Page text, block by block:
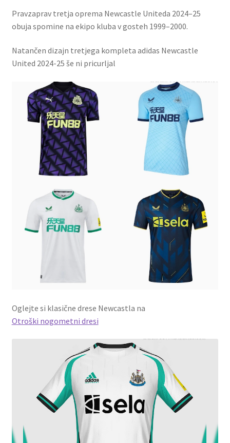
Pravzaprav tretja oprema Newcastle Uniteda 2024–25
obuja spomine na ekipo kluba v gosteh 1999–2000.
Natančen dizajn tretjega kompleta adidas Newcastle
United 2024-25 še ni pricurljal
Oglejte si klasične drese Newcastla na
Otroški nogometni dresi